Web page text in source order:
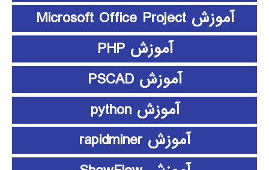
آموزش Microsoft Office Project
آموزش PHP
آموزش PSCAD
آموزش python
آموزش rapidminer